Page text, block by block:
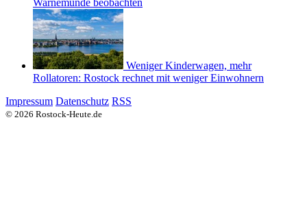
Warnemünde beobachten
Weniger Kinderwagen, mehr
Rollatoren: Rostock rechnet mit weniger Einwohnern
Impressum Datenschutz RSS
© 2026 Rostock-Heute.de